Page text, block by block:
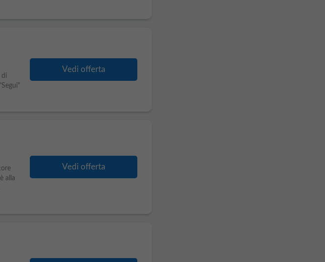
di
Vedi offerta
alla
Vedi offerta